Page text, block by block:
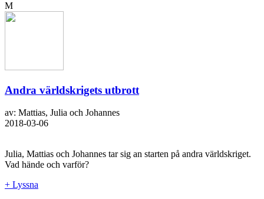
M
Andra världskrigets utbrott
av: Mattias, Julia och Johannes
2018-03-06
Julia, Mattias och Johannes tar sig an starten på andra världskriget.
Vad hände och varför?
+ Lyssna